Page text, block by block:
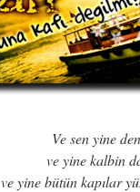
Ve sen yine
ve yine kalbin
ve yine bütün kapılar